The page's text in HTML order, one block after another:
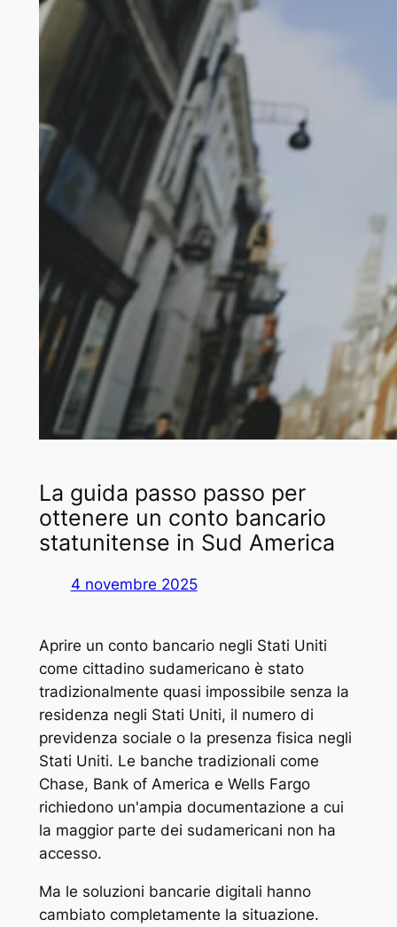
La guida passo passo per
ottenere un conto bancario
statunitense in Sud America
4 novembre 2025
Aprire un conto bancario negli Stati Uniti
come cittadino sudamericano è stato
tradizionalmente quasi impossibile senza la
residenza negli Stati Uniti, il numero di
previdenza sociale o la presenza fisica negli
Stati Uniti. Le banche tradizionali come
Chase, Bank of America e Wells Fargo
richiedono un'ampia documentazione a cui
la maggior parte dei sudamericani non ha
accesso.
Ma le soluzioni bancarie digitali hanno
cambiato completamente la situazione.